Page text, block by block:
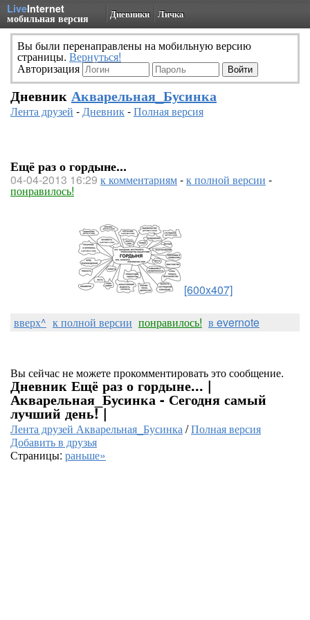
LiveInternet
мобильная версия Дневники Личка
Вы были перенаправлены на мобильную версию
страницы. Вернуться!
Авторизация
Дневник Акварельная_Бусинка
Лента друзей -Дневник-Полная версия
Ещё раз о гордыне...
04-04-2013 16:29 к комментариям-к полной версии -
понравилось!
[600x407]
вверх^ к полной версии понравилось! в evernote
Вы сейчас не можете прокомментировать это сообщение.
Дневник Ещё раз о гордыне... |
Акварельная_Бусинка - Сегодня самый
лучший день! |
Лента друзей Акварельная_Бусинка/Полная версия
Добавить в друзья
Страницы: раньше»